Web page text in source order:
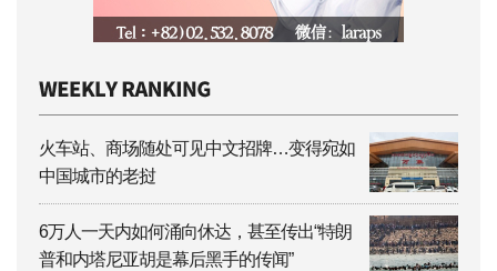
火车站、商场随处可见中文招牌…变得宛如
中国城市的老挝
6万人一天内如何涌向休达，甚至传出“特朗
普和内塔尼亚胡是幕后黑手的传闻”